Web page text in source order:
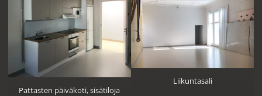
Pattasten päiväkoti, sisätiloja
Liikuntasali